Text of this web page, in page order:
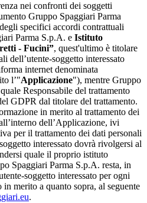
nei confronti dei soggetti
Gruppo Spaggiari Parma
specifici accordi contrattuali
Parma S.p.A. e Istituto
- Fucini”, quest'ultimo è titolare
dell’utente-soggetto interessato
internet denominata
l’"Applicazione"), mentre Gruppo
Responsabile del trattamento
GDPR dal titolare del trattamento.
in merito al trattamento dei
dell’Applicazione, ivi
per il trattamento dei dati personali
interessato dovrà rivolgersi al
quale il proprio istituto
Spaggiari Parma S.p.A. resta, in
soggetto interessato per ogni
merito a quanto sopra, al seguente
.